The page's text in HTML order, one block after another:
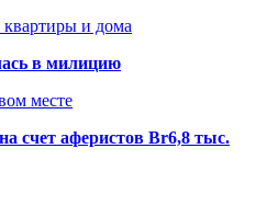
и дома
в милицию
месте
счет аферистов Br6,8 тыс.